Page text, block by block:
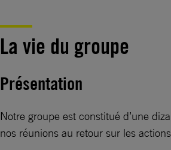
La vie du groupe
Présentation
Notre groupe est constitué d’une
nos réunions au retour sur les